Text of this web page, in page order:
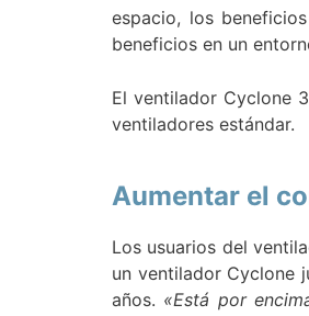
espacio, los
beneficios en un
El ventilador Cyclone
ventiladores estándar.
Aumentar el
Los usuarios del
un ventilador Cyclone
años. «Está por